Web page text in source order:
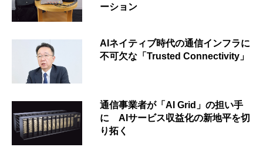
ーション
AIネイティブ時代の通信インフラに
不可欠な「Trusted Connectivity」
通信事業者が「AI Grid」の担い手
に AIサービス収益化の新地平を切
り拓く